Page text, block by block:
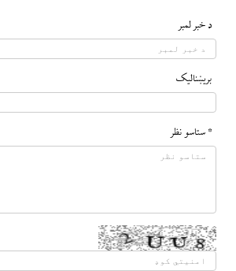
د خبر لمبر
بريښناليک
* ستاسو نظر